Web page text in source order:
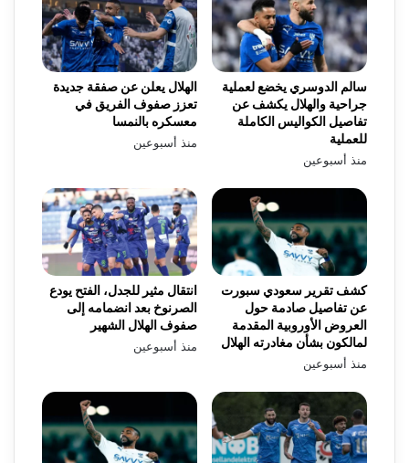
الهلال يعلن عن صفقة جديدة
تعزز صفوف الفريق في
معسكره بالنمسا
منذ أسبوعين
سالم الدوسري يخضع لعملية
جراحية والهلال يكشف عن
تفاصيل الكواليس الكاملة
للعملية
منذ أسبوعين
انتقال مثير للجدل، الفتح يودع
الصرنوخ بعد انضمامه إلى
صفوف الهلال الشهير
منذ أسبوعين
كشف تقرير سعودي سبورت
عن تفاصيل صادمة حول
العروض الأوروبية المقدمة
لمالكون بشأن مغادرته الهلال
منذ أسبوعين